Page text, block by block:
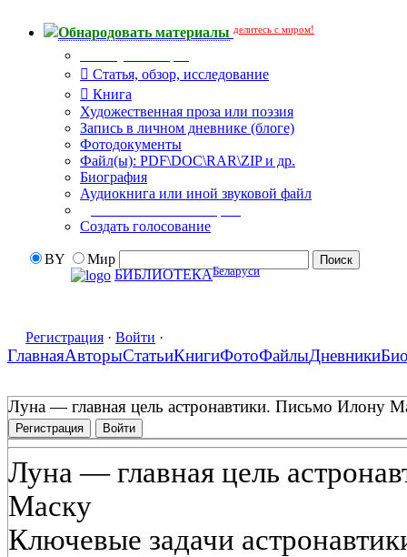
Обнародовать материалы делитесь с миром!
Статья, обзор, исследование
Книга
Художественная проза или поэзия
Запись в личном дневнике (блоге)
Фотодокументы
Файл(ы): PDF\DOC\RAR\ZIP и др.
Биография
Аудиокнига или иной звуковой файл
Создать голосование
BY
Мир
БИБЛИОТЕКАБеларуси
Регистрация · Войти ·
ГлавнаяАвторыСтатьиКнигиФотоФайлыДневники
Луна — главная цель астронавтики. Письмо Илону
Регистрация Войти
Луна — главная цель
Маску
Ключевые задачи